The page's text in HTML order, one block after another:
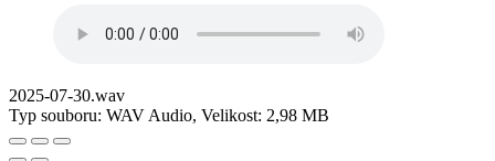
2025-07-30.wav
Typ souboru: WAV Audio, Velikost: 2,98 MB